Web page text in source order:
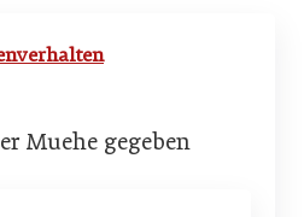
Muehe gegeben